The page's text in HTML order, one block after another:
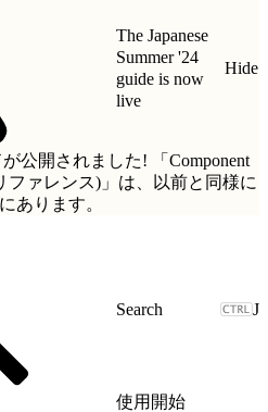
The Japanese
Summer '24
guide is now
live
Hide
が公開されました!
「Component
ファレンス)」 は、以前と同様に
あります。
J
使用開始